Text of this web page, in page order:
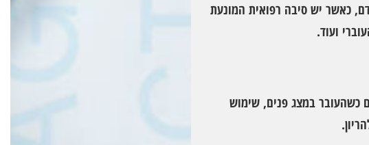
כאשר יש סיבה רפואית המונעת
ועוד.
כשהעובר במצג פנים, שימוש